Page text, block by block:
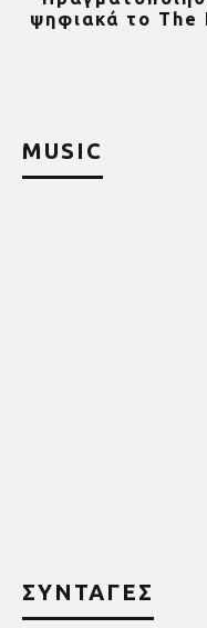
που έτρεχε
MUSIC
ΣΥΝΤΑΓΕΣ